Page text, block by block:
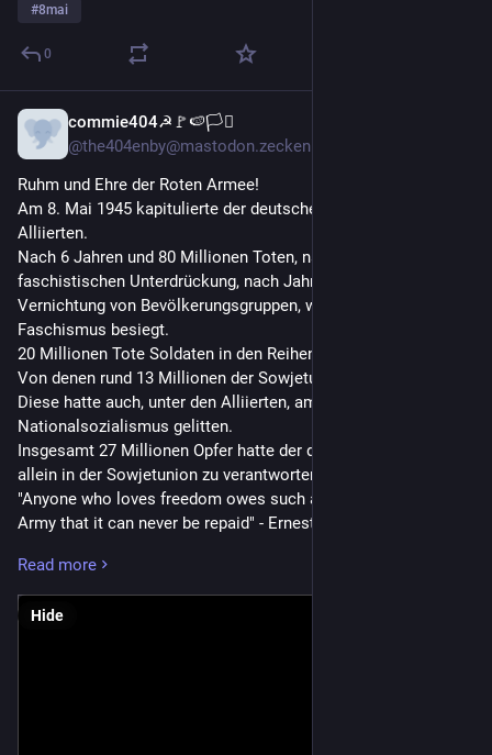
#8mai
0
commie404☭🚩🍉🏳️‍⚧️
@the404enby@mastodon.zeckenbu.de
Ruhm und Ehre der Roten Armee!
Am 8. Mai 1945 kapitulierte der deutsche Faschismus vor den
Alliierten.
Nach 6 Jahren und 80 Millionen Toten, nach Jahren der
faschistischen Unterdrückung, nach Jahren der vollständigen
Vernichtung von Bevölkerungsgruppen, war der deutsche
Faschismus besiegt.
20 Millionen Tote Soldaten in den Reihen der Alliierten.
Von denen rund 13 Millionen der Sowjetunion angehörten.
Diese hatte auch, unter den Alliierten, am meisten unter dem
Nationalsozialismus gelitten.
Insgesamt 27 Millionen Opfer hatte der deutsche Faschismus
allein in der Sowjetunion zu verantworten.
"Anyone who loves freedom owes such a debt to the Red
Army that it can never be repaid" - Ernest Hemingway
einer Schuld, welche so groß ist, dass sie niemals beglichen
werden kann.
Und damit:
Read more
Hide